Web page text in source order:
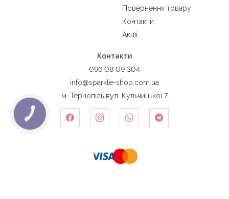
Повернення товару
Контакти
Акції
Контакти
096 08 09 304
info@sparkle-shop.com.ua
м. Тернопіль вул. Кульчицької 7
КНОПКА
ЗВ'ЯЗКУ